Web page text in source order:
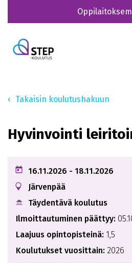
Takaisin koulutushakuun
Hyvinvointi
16.11.2026 - 18.11.2026
Järvenpää
Täydentävä koulutus
Ilmoittautuminen päättyy:
Laajuus opintopisteinä: 1,5
Koulutukset vuosittain: 2026